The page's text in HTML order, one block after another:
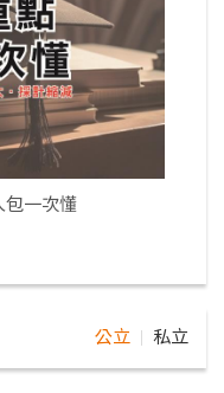
包一次懂
公立 私立